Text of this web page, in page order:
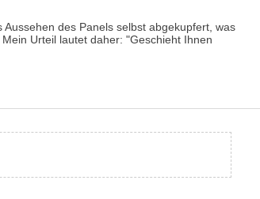
des Panels selbst abgekupfert, was
Urteil lautet daher: "Geschieht Ihnen